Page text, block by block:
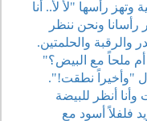
وتهز رأسها "لأ لأ.. أنا
ونحن ننظر
والرقبة والحلمتين.
أم ملحاً مع البيض؟"
"وأخيراً نطقت!".
أنظر للبيضة
فلفلاً أسود مع